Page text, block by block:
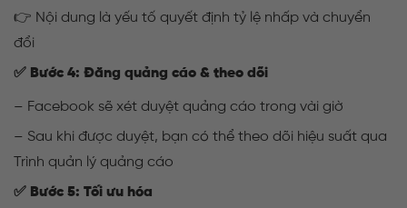
👉 Nội dung là yếu tố quyết định tỷ lệ nhấp và chuyển
đổi
✅ Bước 4: Đăng quảng cáo & theo dõi
– Facebook sẽ xét duyệt quảng cáo trong vài giờ
– Sau khi được duyệt, bạn có thể theo dõi hiệu suất qua
Trình quản lý quảng cáo
✅ Bước 5: Tối ưu hóa